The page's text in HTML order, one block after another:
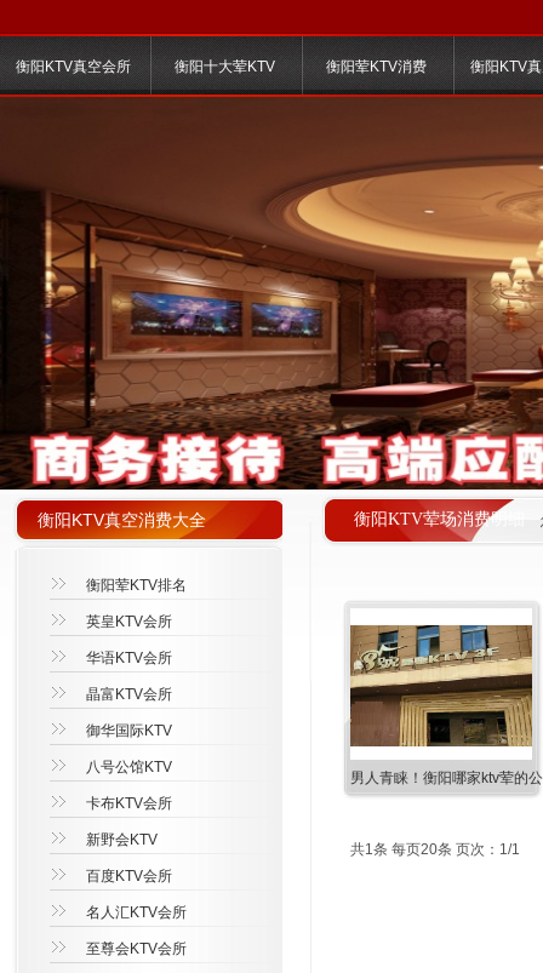
衡阳KTV真空会所 衡阳十大荤KTV 衡阳荤KTV消费 衡阳KTV
衡阳KTV荤场消费明细
男人青睐！衡阳哪家ktv荤的
共1条 每页20条 页次：1/1
衡阳KTV真空消费大全
衡阳荤KTV排名
英皇KTV会所
华语KTV会所
晶富KTV会所
御华国际KTV
八号公馆KTV
卡布KTV会所
新野会KTV
百度KTV会所
名人汇KTV会所
至尊会KTV会所